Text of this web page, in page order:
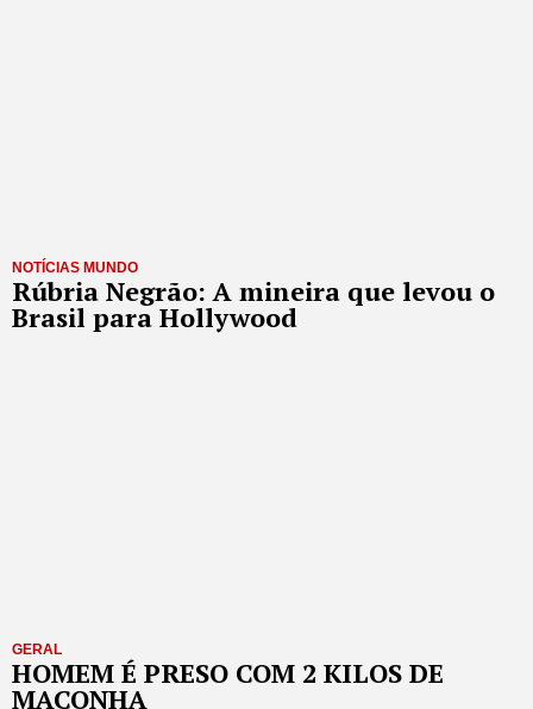
NOTÍCIAS MUNDO
Rúbria Negrão: A mineira que levou o
Brasil para Hollywood
GERAL
HOMEM É PRESO COM 2 KILOS DE
MACONHA